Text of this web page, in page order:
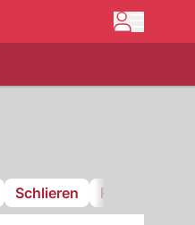
Schlieren Pfnüselküste